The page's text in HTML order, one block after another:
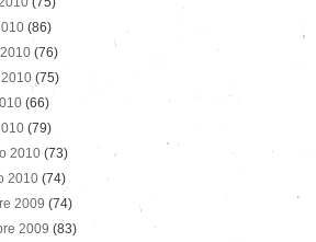
(86)
(76)
(75)
(66)
(79)
2010 (73)
2010 (74)
2009 (74)
2009 (83)